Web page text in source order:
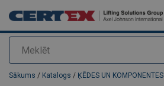
Meklēt
Pievienots jūsu pasūtījumam
Sākums / Katalogs / ĶĒDES UN KOMPONENTES